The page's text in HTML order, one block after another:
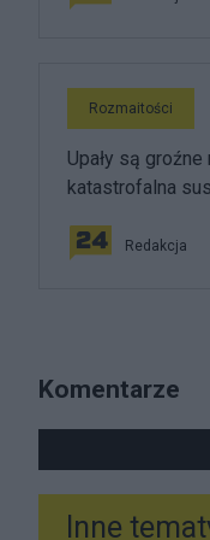
Rozmaitości
Upały są
katastrofalna
Redakcja
Komentarze
Inne